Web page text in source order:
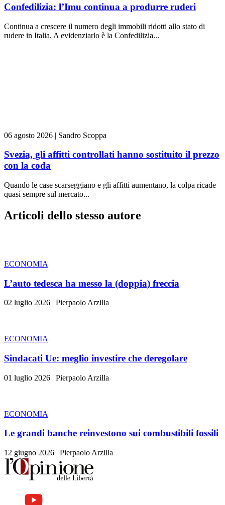
Confedilizia: l’Imu continua a produrre ruderi
Continua a crescere il numero degli immobili ridotti allo stato di
rudere in Italia. A evidenziarlo è la Confedilizia...
06 agosto 2026 | Sandro Scoppa
Svezia, gli affitti controllati hanno sostituito il prezzo
con la coda
Quando le case scarseggiano e gli affitti aumentano, la colpa ricade
quasi sempre sul mercato...
Articoli dello stesso autore
ECONOMIA
L’auto tedesca ha messo la (doppia) freccia
02 luglio 2026 | Pierpaolo Arzilla
ECONOMIA
Sindacati Ue: meglio investire che deregolare
01 luglio 2026 | Pierpaolo Arzilla
ECONOMIA
Le grandi banche reinvestono sui combustibili fossili
12 giugno 2026 | Pierpaolo Arzilla